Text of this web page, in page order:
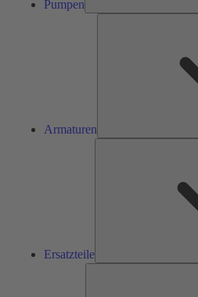
Pumpen
Armaturen
Ersatzteile